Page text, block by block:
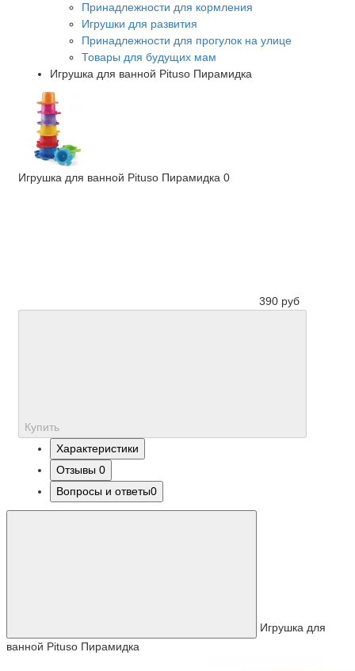
Принадлежности для кормления
Игрушки для развития
Принадлежности для прогулок на улице
Товары для будущих мам
Игрушка для ванной Pituso Пирамидка
Игрушка для ванной Pituso Пирамидка 0
390 руб
Купить
Характеристики
Отзывы 0
Вопросы и ответы0
Игрушка для
ванной Pituso Пирамидка